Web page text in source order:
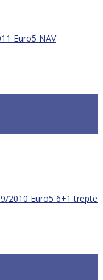
Euro5 NAV
2010 Euro5 6+1 trepte